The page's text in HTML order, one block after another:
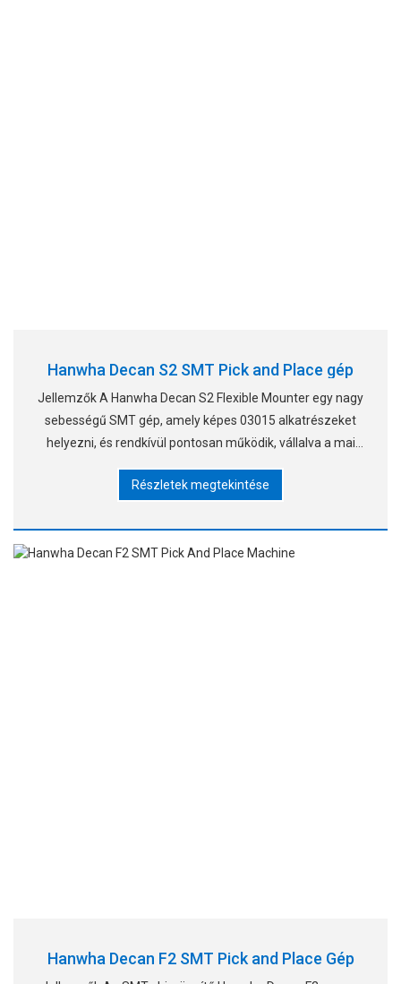
Hanwha Decan S2 SMT Pick and Place gép
Jellemzők A Hanwha Decan S2 Flexible Mounter egy nagy
sebességű SMT gép, amely képes 03015 alkatrészeket
helyezni, és rendkívül pontosan működik, vállalva a mai
Placemen
Részletek megtekintése
Hanwha Decan F2 SMT Pick and Place Gép